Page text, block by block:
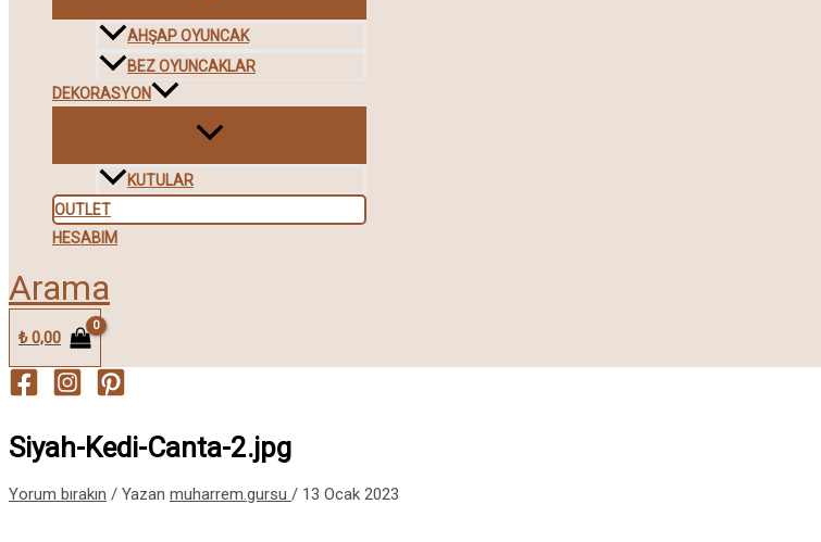
AHŞAP OYUNCAK
BEZ OYUNCAKLAR
DEKORASYON
KUTULAR
OUTLET
HESABIM
Arama
₺0,00
Siyah-Kedi-Canta-2.jpg
Yorum bırakın / Yazan muharrem.gursu / 13 Ocak 2023